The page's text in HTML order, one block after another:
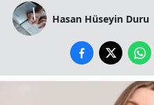
Hasan Hüseyin Duru